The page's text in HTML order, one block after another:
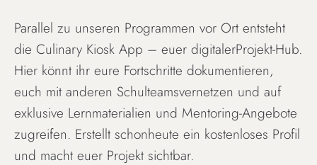
Parallel zu unseren Programmen vor Ort entsteht
die Culinary Kiosk App – euer digitalerProjekt-Hub.
Hier könnt ihr eure Fortschritte dokumentieren,
euch mit anderen Schulteamsvernetzen und auf
exklusive Lernmaterialien und Mentoring-Angebote
zugreifen. Erstellt schonheute ein kostenloses Profil
und macht euer Projekt sichtbar.